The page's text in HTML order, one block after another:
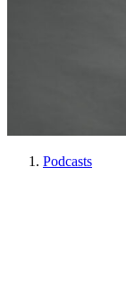
Podcasts